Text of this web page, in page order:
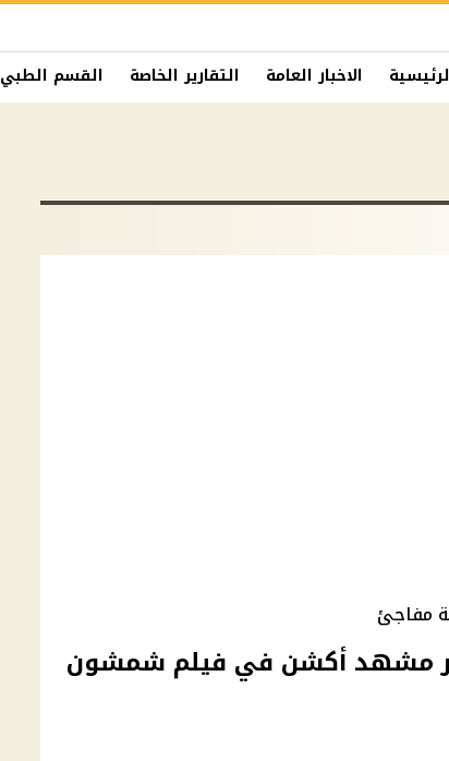
الاخبار العامة التقارير الخاصة القسم الطبي
مفاجئ
مشهد أكشن في فيلم شمشون